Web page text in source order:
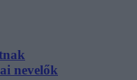
nevelők